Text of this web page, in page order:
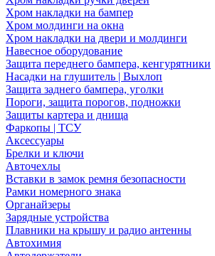
Хром накладки на бампер
Хром молдинги на окна
Хром накладки на двери и молдинги
Навесное оборудование
Защита переднего бампера, кенгурятники
Насадки на глушитель | Выхлоп
Защита заднего бампера, уголки
Пороги, защита порогов, подножки
Защиты картера и днища
Фаркопы | ТСУ
Аксессуары
Брелки и ключи
Авточехлы
Вставки в замок ремня безопасности
Рамки номерного знака
Органайзеры
Зарядные устройства
Плавники на крышу и радио антенны
Автохимия